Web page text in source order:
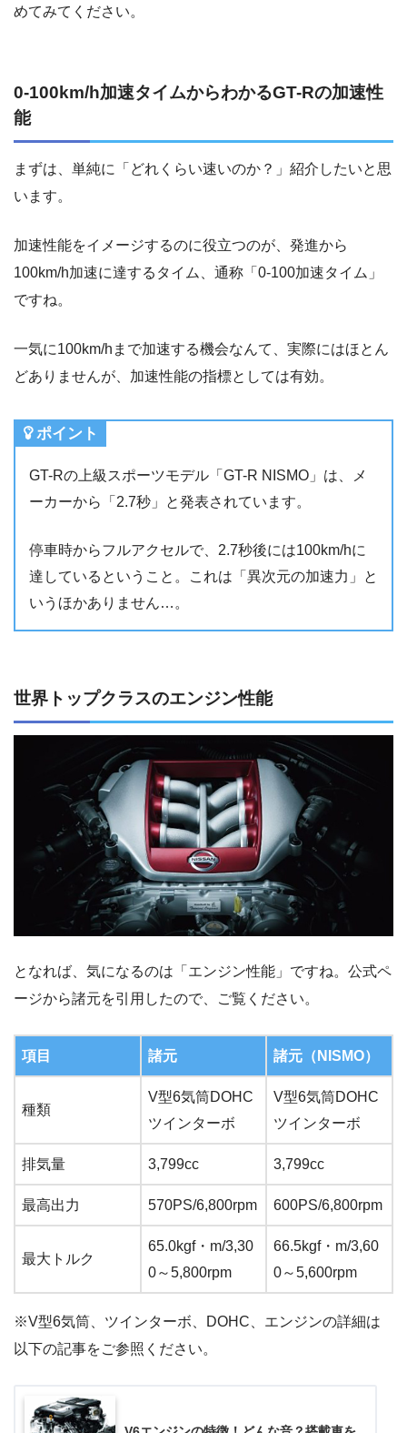
めてみてください。
0-100km/h加速タイムからわかるGT-Rの加速性
能
まずは、単純に「どれくらい速いのか？」紹介したいと思
います。
加速性能をイメージするのに役立つのが、発進から
100km/h加速に達するタイム、通称「0-100加速タイム」
ですね。
一気に100km/hまで加速する機会なんて、実際にはほとん
どありませんが、加速性能の指標としては有効。
ポイント
GT-Rの上級スポーツモデル「GT-R NISMO」は、メ
ーカーから「2.7秒」と発表されています。
停車時からフルアクセルで、2.7秒後には100km/hに
達しているということ。これは「異次元の加速力」と
いうほかありません…。
世界トップクラスのエンジン性能
となれば、気になるのは「エンジン性能」ですね。公式ペ
ージから諸元を引用したので、ご覧ください。
項目 諸元 諸元（NISMO）
種類
V型6気筒DOHC
ツインターボ
V型6気筒DOHC
ツインターボ
排気量 3,799cc 3,799cc
最高出力 570PS/6,800rpm 600PS/6,800rpm
最大トルク
65.0kgf・m/3,30
0～5,800rpm
66.5kgf・m/3,60
0～5,600rpm
※V型6気筒、ツインターボ、DOHC、エンジンの詳細は
以下の記事をご参照ください。